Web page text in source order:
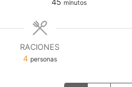
minutos
RACIONES
4 personas